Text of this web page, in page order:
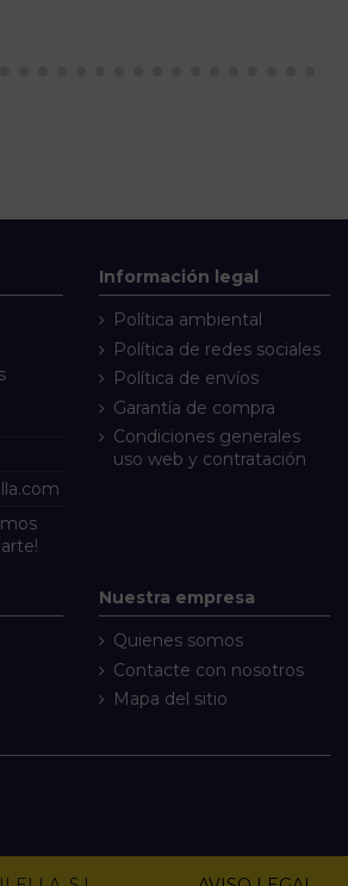
Información legal
Política ambiental
Política de redes sociales
Política de envíos
Garantía de compra
Condiciones generales
uso web y contratación
Nuestra empresa
Quienes somos
Contacte con nosotros
Mapa del sitio